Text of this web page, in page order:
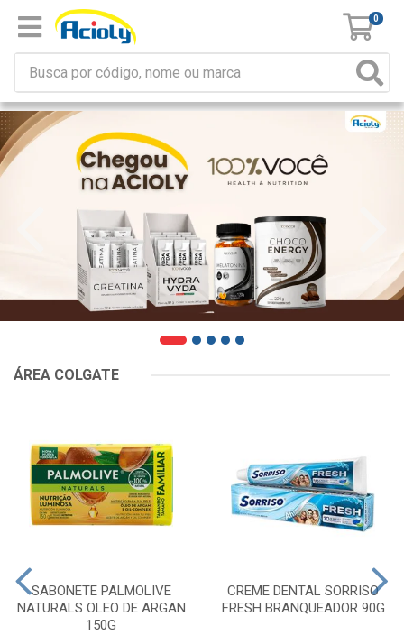
0
ÁREA COLGATE
SABONETE PALMOLIVE
NATURALS OLEO DE ARGAN
150G
CREME DENTAL SORRISO
FRESH BRANQUEADOR 90G